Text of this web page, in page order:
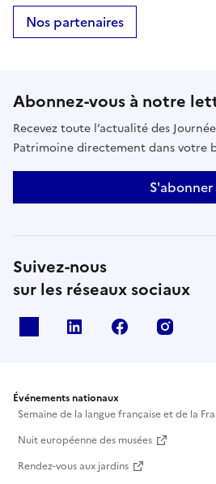
Nos partenaires
Abonnez-vous à notre
Recevez toute l’actualité des
Patrimoine directement dans votre
S'abonner
Suivez-nous
sur les réseaux sociaux
Linkedin Facebook
Événements nationaux
Semaine de la langue française et de la
Nuit européenne des musées
Rendez-vous aux jardins